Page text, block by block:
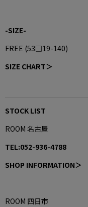
-SIZE-
FREE (53□19-140)
SIZE CHART＞
STOCK LIST
ROOM 名古屋
TEL:052-936-4788
SHOP INFORMATION＞
ROOM 四日市